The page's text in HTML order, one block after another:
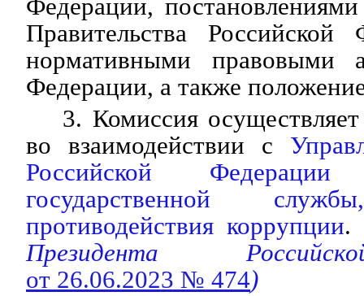
Федерации,
Правительства
нормативными правовыми
Федерации, а также
3. Комиссия
во взаимодействии с
Российской
государственной
противодействия коррупции.
Президента
от 26.06.2023 № 474)